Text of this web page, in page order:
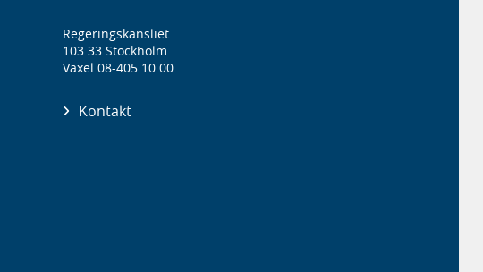
Regeringskansliet
103 33 Stockholm
Växel 08-405 10 00
Kontakt